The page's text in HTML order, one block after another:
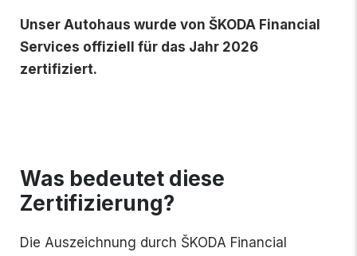
Unser Autohaus wurde von ŠKODA Financial
Services offiziell für das Jahr 2026
zertifiziert.
Was bedeutet diese
Zertifizierung?
Die Auszeichnung durch ŠKODA Financial